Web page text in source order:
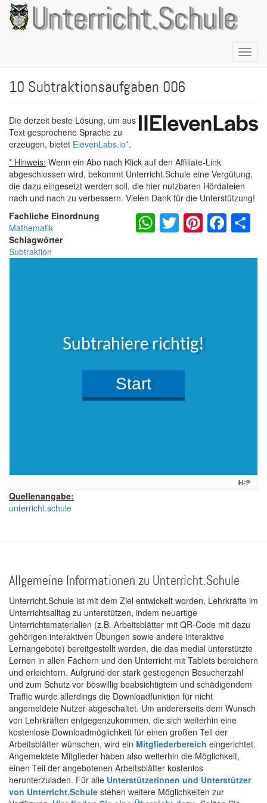
Direkt
zum
Inhalt
Unterricht.Schule
10 Subtraktionsaufgaben 006
Die derzeit beste Lösung, um aus
Text gesprochene Sprache zu
erzeugen, bietet ElevenLabs.io*.
* Hinweis: Wenn ein Abo nach Klick auf den Affiliate-Link
abgeschlossen wird, bekommt Unterricht.Schule eine Vergütung,
die dazu eingesetzt werden soll, die hier nutzbaren Hördateien
nach und nach zu verbessern. Vielen Dank für die Unterstützung!
Fachliche Einordnung
Mathematik
Schlagwörter
Subtraktion
WhatsApp
Twitter
Quellenangabe:
unterricht.schule
Allgemeine Informationen zu Unterricht.Schule
Unterricht.Schule ist mit dem Ziel entwickelt worden, Lehrkräfte im
Unterrichtsalltag zu unterstützen, indem neuartige
Unterrichtsmaterialien (z.B. Arbeitsblätter mit QR-Code mit dazu
gehörigen interaktiven Übungen sowie andere interaktive
Lernangebote) bereitgestellt werden, die das medial unterstützte
Lernen in allen Fächern und den Unterricht mit Tablets bereichern
und erleichtern. Aufgrund der stark gestiegenen Besucherzahl
und zum Schutz vor böswillig beabsichtigtem und schädigendem
Traffic wurde allerdings die Downloadfunktion für nicht
angemeldete Nutzer abgeschaltet. Um andererseits dem Wunsch
von Lehrkräften entgegenzukommen, die sich weiterhin eine
kostenlose Downloadmöglichkeit für einen großen Teil der
Arbeitsblätter wünschen, wird ein Mitgliederbereich eingerichtet.
Angemeldete Mitglieder haben also weiterhin die Möglichkeit,
einen Teil der angebotenen Arbeitsblätter kostenlos
herunterzuladen. Für alle Unterstützerinnen und Unterstützer
von Unterricht.Schule stehen weitere Möglichkeiten zur